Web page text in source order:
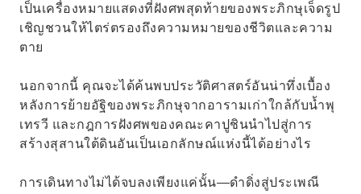
เป็นเครื่องหมายแสดงที่ฝังศพสุดท้ายของพระภิกษุเจ็ดรูป
เชิญชวนให้ไตร่ตรองถึงความหมายของชีวิตและความ
ตาย
นอกจากนี้ คุณจะได้ค้นพบประวัติศาสตร์อันน่าทึ่งเบื้อง
หลังการย้ายอัฐิของพระภิกษุจากอารามเก่าใกล้กับน้ำพุ
เทรวี และกฎการฝังศพของคณะคาปูชินนำไปสู่การ
สร้างสุสานใต้ดินอันเป็นเอกลักษณ์แห่งนี้ได้อย่างไร
การเดินทางไม่ได้จบลงเพียงแค่นั้น—ดำดิ่งสู่ประเพณี